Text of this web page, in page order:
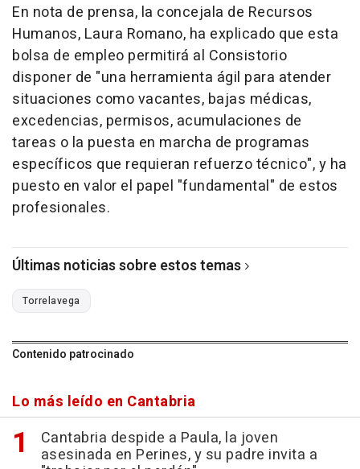
En nota de prensa, la concejala de Recursos
Humanos, Laura Romano, ha explicado que esta
bolsa de empleo permitirá al Consistorio
disponer de "una herramienta ágil para atender
situaciones como vacantes, bajas médicas,
excedencias, permisos, acumulaciones de
tareas o la puesta en marcha de programas
específicos que requieran refuerzo técnico", y ha
puesto en valor el papel "fundamental" de estos
profesionales.
Últimas noticias sobre estos temas
Torrelavega
Contenido patrocinado
Lo más leído en Cantabria
Cantabria despide a Paula, la joven
asesinada en Perines, y su padre invita a